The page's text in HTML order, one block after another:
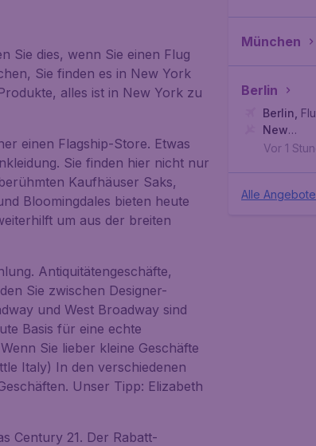
Sie dies, wenn Sie einen Flug
Sie finden es in New York
alles ist in New York zu
einen Flagship-Store. Etwas
Sie finden hier nicht nur
Kaufhäuser Saks,
Bloomingdales bieten heute
um aus der breiten
Antiquitätengeschäfte,
Sie zwischen Designer-
und West Broadway sind
Basis für eine echte
Sie lieber kleine Geschäfte
Italy) In den verschiedenen
Unser Tipp: Elizabeth
Century 21. Der Rabatt-
München
Berlin
Berlin
New
York,
Vor 1
Alle